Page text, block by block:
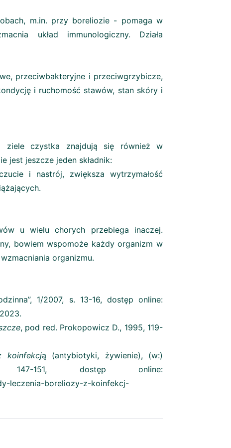
m.in. przy boreliozie - pomaga w
układ immunologiczny. Działa
przeciwbakteryjne i przeciwgrzybicze,
i ruchomość stawów, stan skóry i
ziele czystka znajdują się również w
jest jeszcze jeden składnik:
i nastrój, zwiększa wytrzymałość
u wielu chorych przebiega inaczej.
bowiem wspomoże każdy organizm w
organizmu.
1/2007, s. 13-16, dostęp online:
, pod red. Prokopowicz D., 1995, 119-
koinfekcją (antybiotyki, żywienie), (w:)
151, dostęp online:
leczenia-boreliozy-z-koinfekcj-